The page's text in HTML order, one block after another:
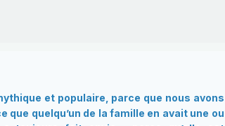
et populaire, parce que nous avons
quelqu’un de la famille en avait une ou